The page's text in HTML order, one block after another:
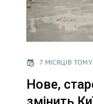
7 МІСЯЦІВ ТОМУ
Нове,